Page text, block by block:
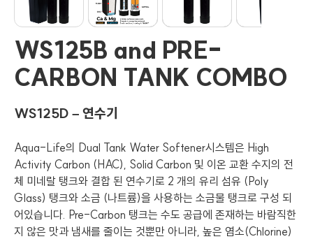
WS125B and PRE-
CARBON TANK COMBO
WS125D – 연수기
Aqua-Life의 Dual Tank Water Softener시스템은 High
Activity Carbon (HAC), Solid Carbon 및 이온 교환 수지의 전
체 미네랄 탱크와 결합 된 연수기로 2 개의 유리 섬유 (Poly
Glass) 탱크와 소금 (나트륨)을 사용하는 소금물 탱크로 구성 되
어있습니다. Pre-Carbon 탱크는 수도 공급에 존재하는 바람직한
지 않은 맛과 냄새를 줄이는 것뿐만 아니라, 높은 염소(Chlorine)